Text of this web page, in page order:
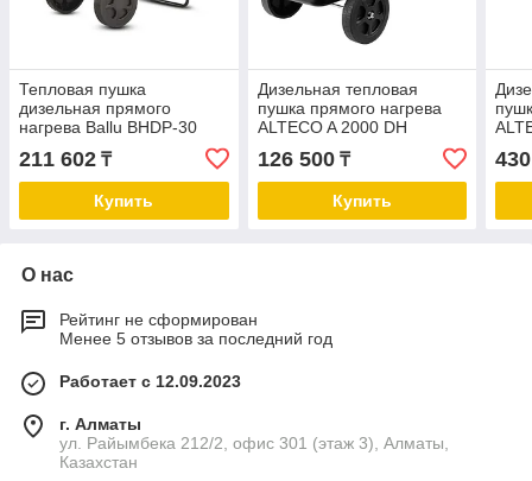
Тепловая пушка
дизельная прямого
нагрева Ballu BHDP-30
211 602 ₸
Купить
Дизельная тепловая
пушка прямого нагрева
ALTECO A 2000 DH
126 500₸
Купить
О нас
Рейтинг не сформирован
Менее 5 отзывов за последний год
Работает с 12.09.2023
г. Алматы
ул. Райымбека 212/2, офис 301 (этаж 3), Алматы,
Казахстан